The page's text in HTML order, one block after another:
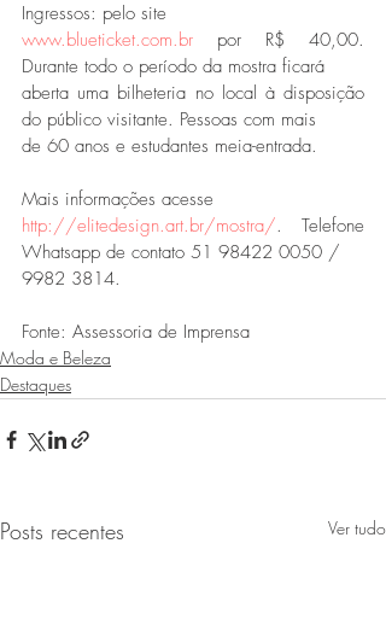
Ingressos: pelo site
www.blueticket.com.br por R$ 40,00.
Durante todo o período da mostra ficará
aberta uma bilheteria no local à disposição
do público visitante. Pessoas com mais
de 60 anos e estudantes meia-entrada.
Mais informações acesse
http://elitedesign.art.br/mostra/. Telefone
Whatsapp de contato 51 98422 0050 /
9982 3814.
Fonte: Assessoria de Imprensa
Moda e Beleza
Destaques
Posts recentes Ver tudo